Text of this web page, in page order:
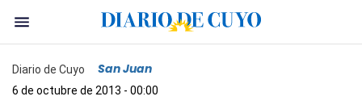
Diario de Cuyo San Juan
6 de octubre de 2013 - 00:00